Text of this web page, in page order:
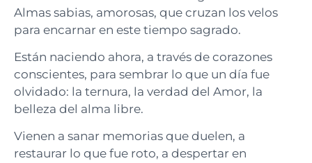
Almas sabias, amorosas, que cruzan los velos
para encarnar en este tiempo sagrado.
Están naciendo ahora, a través de corazones
conscientes, para sembrar lo que un día fue
olvidado: la ternura, la verdad del Amor, la
belleza del alma libre.
Vienen a sanar memorias que duelen, a
restaurar lo que fue roto, a despertar en